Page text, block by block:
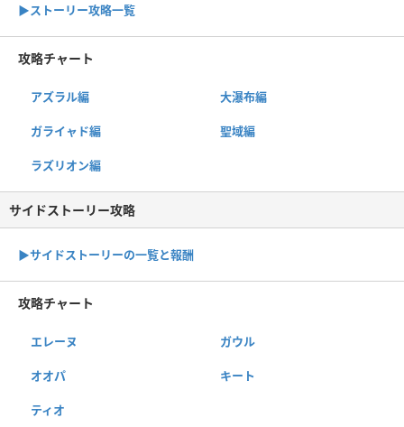
▶︎ストーリー攻略一覧
攻略チャート
アズラル編 大瀑布編
ガライャド編 聖域編
ラズリオン編
サイドストーリー攻略
▶サイドストーリーの一覧と報酬
攻略チャート
エレーヌ ガウル
オオパ キート
ティオ